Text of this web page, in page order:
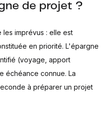
de projet ?
imprévus : elle est
en priorité. L'épargne
(voyage, apport
échéance connue. La
à préparer un projet